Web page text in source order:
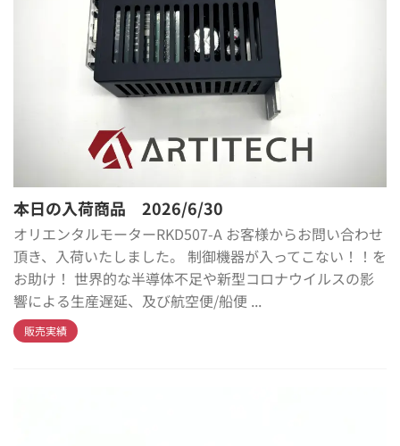
本日の入荷商品 2026/6/30
オリエンタルモーターRKD507-A お客様からお問い合わせ
頂き、入荷いたしました。 制御機器が入ってこない！！を
お助け！ 世界的な半導体不足や新型コロナウイルスの影
響による生産遅延、及び航空便/船便 ...
販売実績